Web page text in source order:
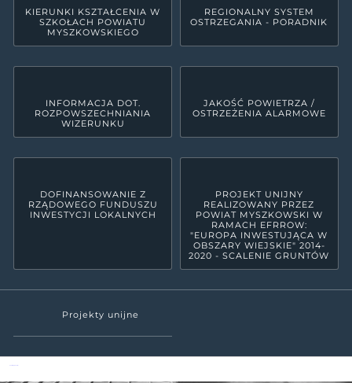
KIERUNKI KSZTAŁCENIA W
SZKOŁACH POWIATU
MYSZKOWSKIEGO
REGIONALNY SYSTEM
OSTRZEGANIA - PORADNIK
INFORMACJA DOT.
ROZPOWSZECHNIANIA
WIZERUNKU
JAKOŚĆ POWIETRZA /
OSTRZEŻENIA ALARMOWE
DOFINANSOWANIE Z
RZĄDOWEGO FUNDUSZU
INWESTYCJI LOKALNYCH
PROJEKT UNIJNY
REALIZOWANY PRZEZ
POWIAT MYSZKOWSKI W
RAMACH EFRROW:
"EUROPA INWESTUJĄCA W
OBSZARY WIEJSKIE" 2014-
2020 - SCALENIE GRUNTÓW
Projekty unijne